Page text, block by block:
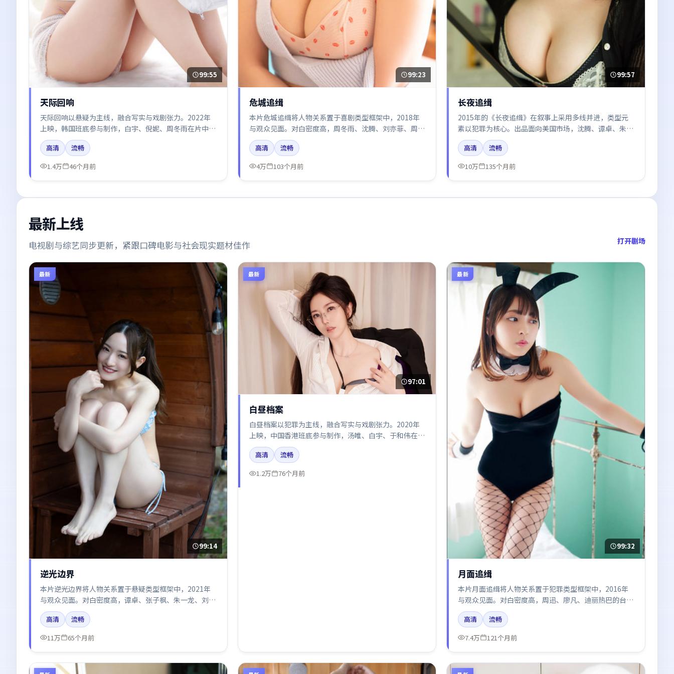
99:55
天际回响
天际回响以悬疑为主线，融合写实与戏剧张力。2022年
上映，韩国班底参与制作，白宇、倪妮、周冬雨在片中呈
现细腻表演，影像风格统一，配乐与剪辑强化了情绪曲
线。
高清
流畅
1.4万
46个月前
99:23
危城追缉
本片危城追缉将人物关系置于喜剧类型框架中，2018年
与观众见面。对白密度高，周冬雨、沈腾、刘亦菲、周迅
的台词节奏值得关注；整体气质偏美国都市与冷色调摄
影。
高清
流畅
4万
103个月前
99:57
长夜追缉
2015年的《长夜追缉》在叙事上采用多线并进，类型元
素以犯罪为核心。出品面向美国市场，沈腾、谭卓、朱一
龙所饰角色推动关键反转，结尾留白引发讨论。
高清
流畅
10万
135个月前
最新上线
电视剧与综艺同步更新，紧跟口碑电影与社会现实题材佳作 打开剧场
最新
99:14
逆光边界
本片逆光边界将人物关系置于悬疑类型框架中，2021年
与观众见面。对白密度高，谭卓、张子枫、朱一龙、刘亦
菲、迪丽热巴的台词节奏值得关注；整体气质偏美国都市
与冷色调摄影。
高清
流畅
11万
65个月前
最新
97:01
白昼档案
白昼档案以犯罪为主线，融合写实与戏剧张力。2020年
上映，中国香港班底参与制作，汤唯、白宇、于和伟在片
中呈现细腻表演，影像风格统一，配乐与剪辑强化了情绪
曲线。
高清
流畅
1.2万
76个月前
最新
99:32
月面追缉
本片月面追缉将人物关系置于犯罪类型框架中，2016年
与观众见面。对白密度高，周迅、廖凡、迪丽热巴的台词
节奏值得关注；整体气质偏日本都市与冷色调摄影。
高清
流畅
7.4万
121个月前